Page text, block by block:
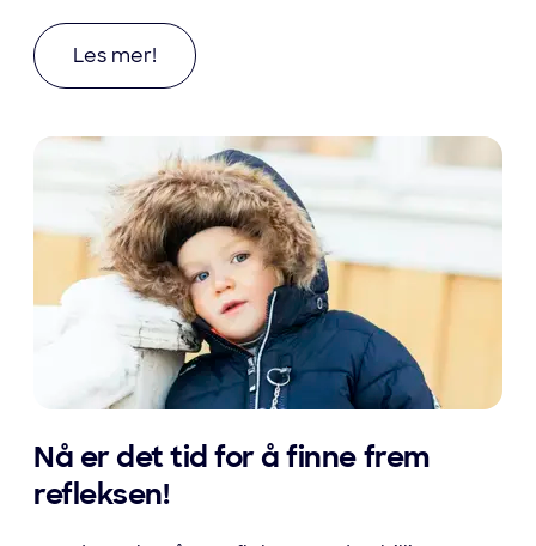
Les mer om Tips for vinterlagring av båt
Les mer!
Nå er det tid for å finne frem
refleksen!